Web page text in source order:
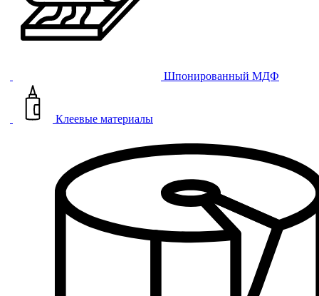
Шпонированный МДФ
Клеевые материалы